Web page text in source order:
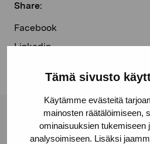
Tämä sivusto
Käytämme evästeitä
mainosten räätälöimiseen,
ominaisuuksien tukemiseen
analysoimiseen. Lisäksi
Share:
Facebook
Linkedin
Pro Artibus